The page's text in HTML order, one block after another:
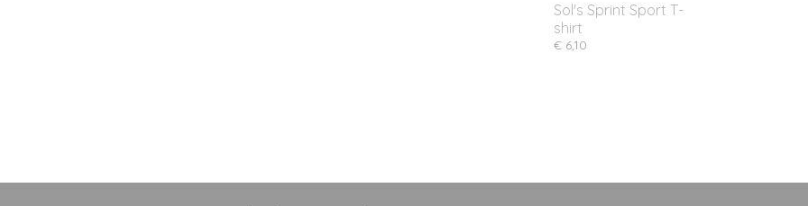
Sol's Sprint Sport T-
shirt
€ 6,10